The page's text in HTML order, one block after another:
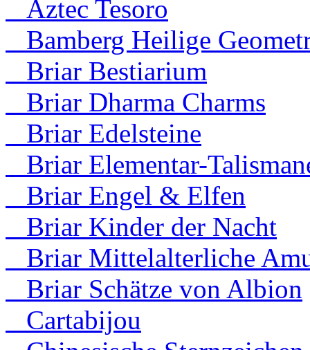
Aztec Tesoro
Bamberg Heilige
Briar Bestiarium
Briar Dharma Charms
Briar Edelsteine
Briar Elementar-
Briar Engel & Elfen
Briar Kinder der Nacht
Briar Mittelalterliche
Briar Schätze von Albion
Cartabijou